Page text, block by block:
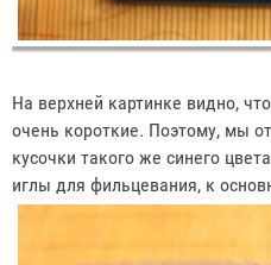
На верхней картинке видно,
очень короткие. Поэтому, мы
кусочки такого же синего
иглы для фильцевания, к